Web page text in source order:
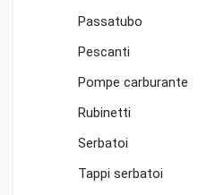
Passatubo
Pescanti
Pompe carburante
Rubinetti
Serbatoi
Tappi serbatoi